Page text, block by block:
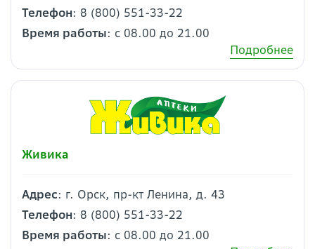
Телефон: 8 (800) 551-33-22
Время работы: с 08.00 до 21.00
Подробнее
Живика
Адрес: г. Орск, пр-кт Ленина, д. 43
Телефон: 8 (800) 551-33-22
Время работы: с 08.00 до 21.00